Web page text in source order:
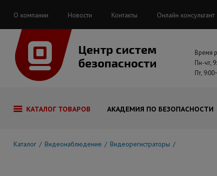
О компании Новости Контакты Онлайн консультант
Время
Пн-чт,
Пт,
КАТАЛОГ ТОВАРОВ АКАДЕМИЯ ПО БЕЗОПАСНОСТИ
Каталог Видеонаблюдение Видеорегистраторы